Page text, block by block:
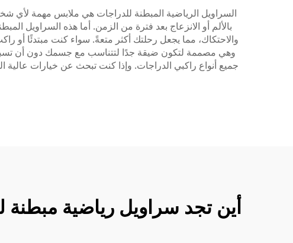
السراويل الرياضية المبطنة للدراجات هي ملابس مهمة لأي
بالألم أو الانزعاج بعد فترة من الزمن. أما هذه
والاحتكاك، مما يجعل رحلتك أكثر متعةً. سواء كنت مبتدئًا أو
وهي مصممة لتكون ضيقة جدًا لتتناسب مع جسمك دون أن تسبب
جميع أنواع راكبي الدراجات. وإذا كنت تبحث عن خيارات عالية
أين تجد سراويل رياضية مبطنة